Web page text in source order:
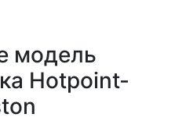
модель
Hotpoint-